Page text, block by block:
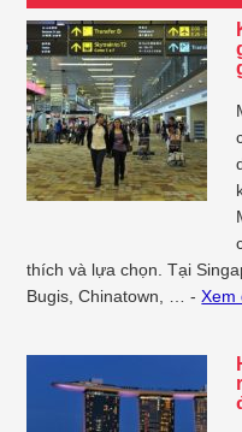
thích và lựa chọn. Tại
Bugis, Chinatown, … -Xem